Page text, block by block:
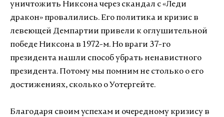
уничтожить Никсона через скандал с «Леди
дракон» провалились. Его политика и кризис в
левеющей Демпартии привели к оглушительной
победе Никсона в 1972-м. Но враги 37-го
президента нашли способ убрать ненавистного
президента. Потому мы помним не столько о его
достижениях, сколько о Уотергейте.
Благодаря своим успехам и очередному кризису в